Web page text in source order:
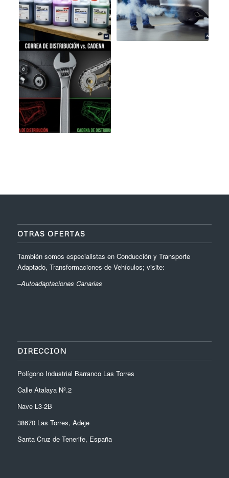
OTRAS OFERTAS
También somos especialistas en Conducción y Transporte
Adaptado, Transformaciones de Vehículos; visite:
–Autoadaptaciones Canarias
DIRECCION
Polígono Industrial Barranco Las Torres
Calle Atalaya Nº.2
Nave L3-2B
38670 Las Torres, Adeje
Santa Cruz de Tenerife, España